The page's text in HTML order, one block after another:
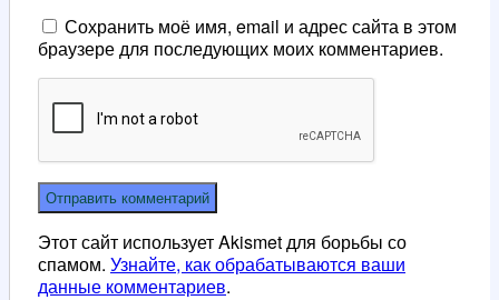
Сохранить моё имя, email и адрес сайта в этом
браузере для последующих моих комментариев.
Этот сайт использует Akismet для борьбы со
спамом. Узнайте, как обрабатываются ваши
данные комментариев.